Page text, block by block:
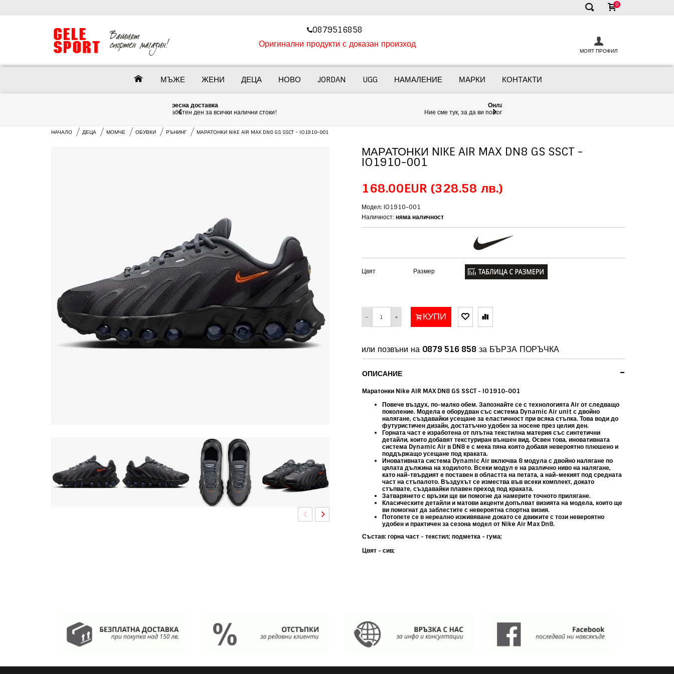
✕
0
‎0879516858
Оригинални продукти с доказан произход
МОЯТ ПРОФИЛ
МЪЖЕ ЖЕНИ ДЕЦА НОВО JORDAN UGG НАМАЛЕНИЕ МАРКИ КОНТАКТИ
Ние сме тук, за да ви помогнем да направите най-добрия избор.
НАЧАЛО ДЕЦА МОМЧЕ ОБУВКИ РЪНИНГ МАРАТОНКИ NIKE AIR MAX DN8 GS SSCT - IO1910-001
МАРАТОНКИ NIKE AIR MAX DN8 GS SSCT -
IO1910-001
168.00EUR (328.58 лв.)
Модел: IO1910-001
Наличност: няма наличност
Цвят Размер
− + КУПИ
или позвъни на 0879 516 858за БЪРЗА ПОРЪЧКА
-
ОПИСАНИЕ
Маратонки Nike AIR MAX DN8 GS SSCT - IO1910-001
Повече въздух, по-малко обем. Запознайте се с технологията Air от следващо
поколение. Модела е оборудван със система Dynamic Air unit с двойно
налягане, създавайки усещане за еластичност при всяка стъпка. Това води до
футуристичен дизайн, достатъчно удобен за носене през целия ден.
Горната част е изработена от плътна текстилна материя със синтетични
детайли, които добавят текстуриран външен вид. Освен това, иновативната
система Dynamic Air в DN8 е с мека пяна която добавя невероятно плюшено и
поддържащо усещане под краката.
Иновативната система Dynamic Air включва 8 модула с двойно налягане по
цялата дължина на ходилото. Всеки модул е на различно ниво на налягане,
като най-твърдият е поставен в областта на петата, а най-мекият под средната
част на стъпалото. Въздухът се измества във всеки комплект, докато
стъпвате, създавайки плавен преход под краката.
Затварянето с връзки ще ви помогне да намерите точното прилягане.
Класическите детайли и матови акценти допълват визията на модела, които ще
ви помогнат да заблестите с невероятна спортна визия.
Потопете се в нереално изживяване докато се движите с този невероятно
удобен и практичен за сезона модел от Nike Air Max Dn8.
Състав: горна част - текстил; подметка - гума;
Цвят - сив;